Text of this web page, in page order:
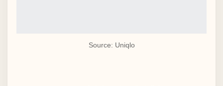
Source: Uniqlo